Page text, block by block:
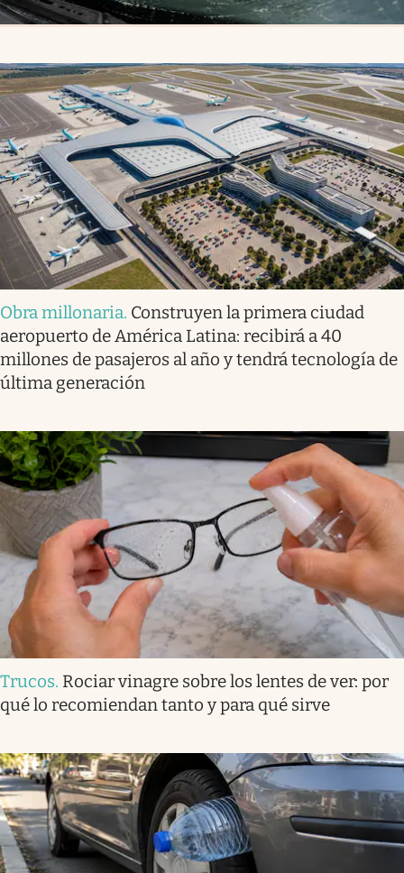
Obra millonaria. Construyen la primera ciudad
aeropuerto de América Latina: recibirá a 40
millones de pasajeros al año y tendrá tecnología de
última generación
Trucos. Rociar vinagre sobre los lentes de ver: por
qué lo recomiendan tanto y para qué sirve